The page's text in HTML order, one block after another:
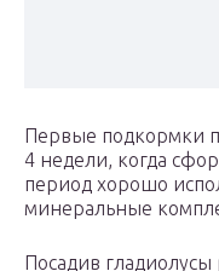
Первые подкормки
4 недели, когда
период хорошо
минеральные
Посадив